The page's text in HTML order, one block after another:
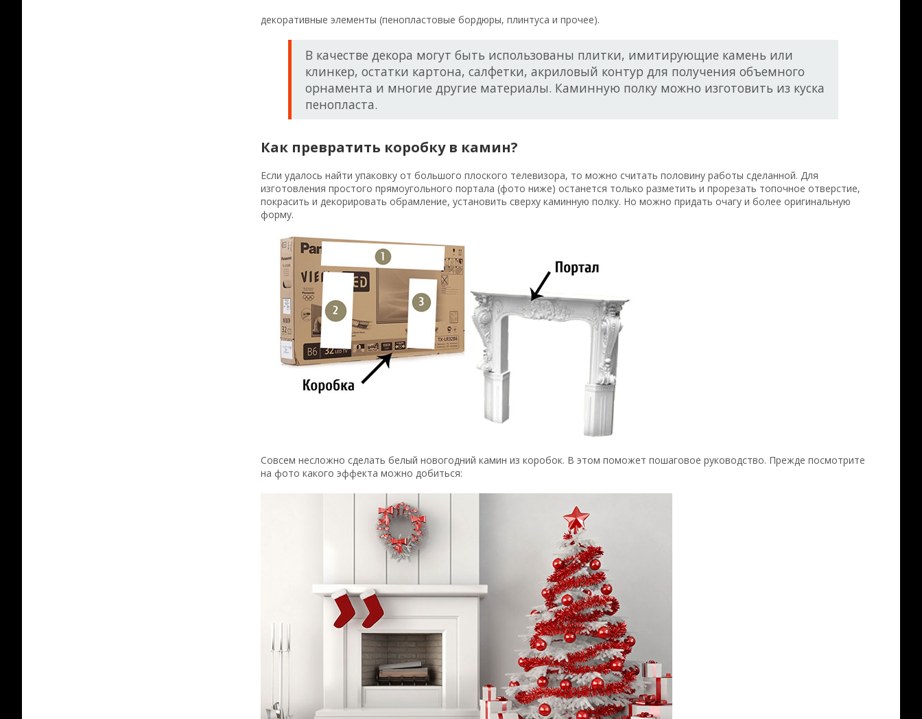
декоративные элементы (пенопластовые бордюры, плинтуса и прочее).
В качестве декора могут быть использованы плитки, имитирующие камень или
клинкер, остатки картона, салфетки, акриловый контур для получения объемного
орнамента и многие другие материалы. Каминную полку можно изготовить из куска
пенопласта.
Как превратить коробку в камин?
Если удалось найти упаковку от большого плоского телевизора, то можно считать половину работы сделанной. Для
изготовления простого прямоугольного портала (фото ниже) останется только разметить и прорезать топочное отверстие,
покрасить и декорировать обрамление, установить сверху каминную полку. Но можно придать очагу и более оригинальную
форму.
Совсем несложно сделать белый новогодний камин из коробок. В этом поможет пошаговое руководство. Прежде посмотрите
на фото какого эффекта можно добиться: